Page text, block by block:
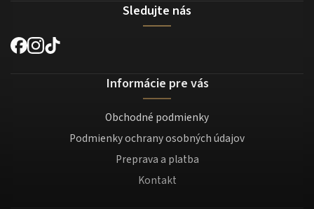
Sledujte nás
Informácie pre vás
Obchodné podmienky
Podmienky ochrany osobných údajov
Preprava a platba
Kontakt